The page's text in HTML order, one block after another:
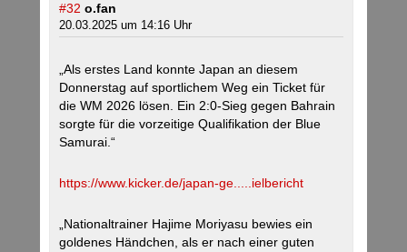
#32 o.fan
20.03.2025 um 14:16 Uhr
„Als erstes Land konnte Japan an diesem
Donnerstag auf sportlichem Weg ein Ticket für
die WM 2026 lösen. Ein 2:0-Sieg gegen Bahrain
sorgte für die vorzeitige Qualifikation der Blue
Samurai.“
https://www.kicker.de/japan-ge.....ielbericht
„Nationaltrainer Hajime Moriyasu bewies ein
goldenes Händchen, als er nach einer guten